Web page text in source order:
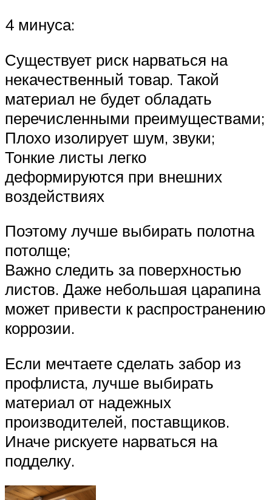
4 минуса:
Существует риск нарваться на
некачественный товар. Такой
материал не будет обладать
перечисленными преимуществами;
Плохо изолирует шум, звуки;
Тонкие листы легко
деформируются при внешних
воздействиях
Поэтому лучше выбирать полотна
потолще;
Важно следить за поверхностью
листов. Даже небольшая царапина
может привести к распространению
коррозии.
Если мечтаете сделать забор из
профлиста, лучше выбирать
материал от надежных
производителей, поставщиков.
Иначе рискуете нарваться на
подделку.